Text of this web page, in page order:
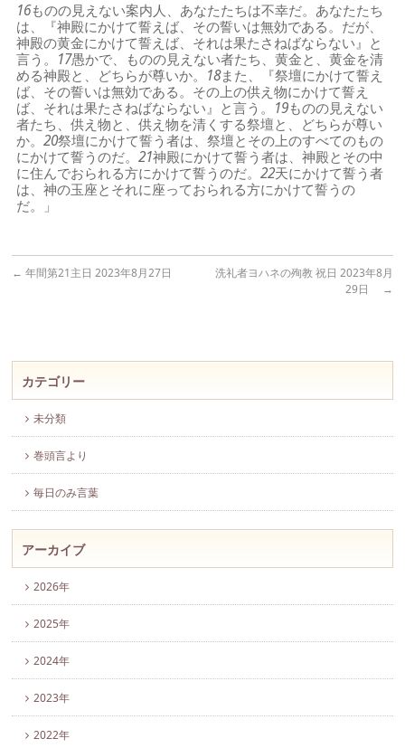
16ものの見えない案内人、あなたたちは不幸だ。あなたたち
は、『神殿にかけて誓えば、その誓いは無効である。だが、
神殿の黄金にかけて誓えば、それは果たさねばならない』と
言う。 17愚かで、ものの見えない者たち、黄金と、黄金を清
める神殿と、どちらが尊いか。 18また、『祭壇にかけて誓え
ば、その誓いは無効である。その上の供え物にかけて誓え
ば、それは果たさねばならない』と言う。 19ものの見えない
者たち、供え物と、供え物を清くする祭壇と、どちらが尊い
か。20祭壇にかけて誓う者は、祭壇とその上のすべてのもの
にかけて誓うのだ。21神殿にかけて誓う者は、神殿とその中
に住んでおられる方にかけて誓うのだ。22天にかけて誓う者
は、神の玉座とそれに座っておられる方にかけて誓うの
だ。」
← 年間第21主日 2023年8月27日
洗礼者ヨハネの殉教 祝日 2023年8月
29日
→
カテゴリー
未分類
巻頭言より
毎日のみ言葉
アーカイブ
2026年
2025年
2024年
2023年
2022年